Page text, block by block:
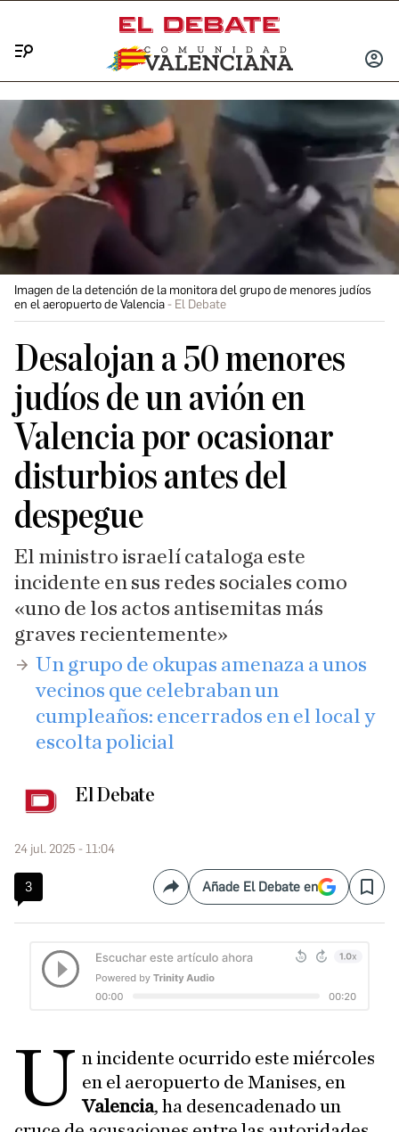
INICIAR
Imagen de la detención de la monitora del grupo de menores judíos
en el aeropuerto de Valencia
El Debate
Desalojan a 50 menores
judíos de un avión en
Valencia por ocasionar
disturbios antes del
despegue
El ministro israelí cataloga este
incidente en sus redes sociales como
«uno de los actos antisemitas más
graves recientemente»
​Un grupo de okupas amenaza a unos
vecinos que celebraban un
cumpleaños: encerrados en el local y
escolta policial
El Debate
24 jul. 2025 - 11:04
3 CompartirAñade El Debate en Save
U n incidente ocurrido este miércoles
en el aeropuerto de Manises, en
Valencia, ha desencadenado un